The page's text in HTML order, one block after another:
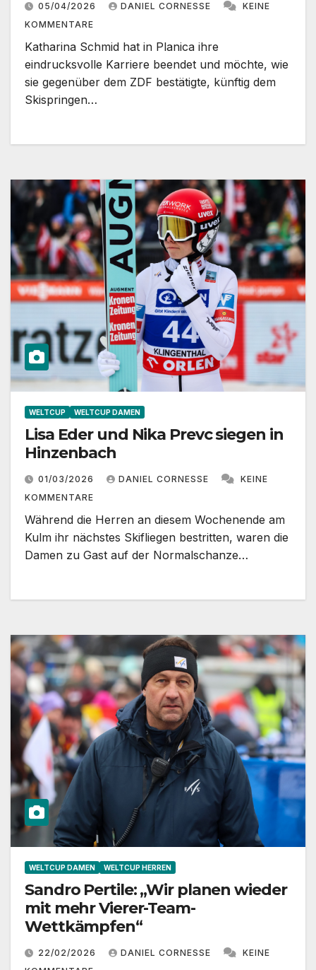
05/04/2026 DANIEL CORNESSE
KEINE
KOMMENTARE
Katharina Schmid hat in Planica ihre
eindrucksvolle Karriere beendet und möchte, wie
sie gegenüber dem ZDF bestätigte, künftig dem
Skispringen…
WELTCUP WELTCUP DAMEN
Lisa Eder und Nika Prevc siegen in
Hinzenbach
01/03/2026 DANIEL CORNESSE
KEINE
KOMMENTARE
Während die Herren an diesem Wochenende am
Kulm ihr nächstes Skifliegen bestritten, waren die
Damen zu Gast auf der Normalschanze…
WELTCUP DAMEN WELTCUP HERREN
Sandro Pertile: „Wir planen wieder
mit mehr Vierer-Team-
Wettkämpfen“
22/02/2026 DANIEL CORNESSE
KEINE